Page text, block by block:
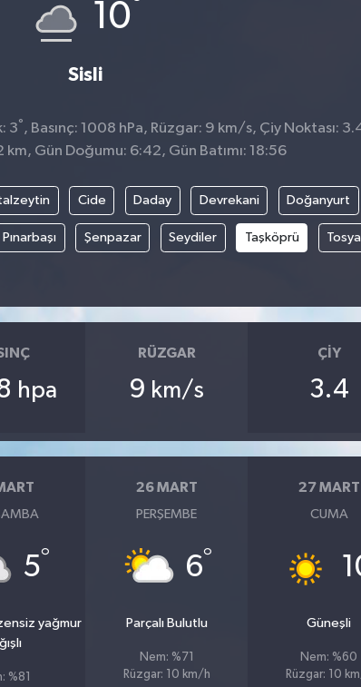
10
Sisli
3° , Basınç: 1008 hPa, Rüzgar: 9 km/s, Çiy Noktası:
km, Gün Doğumu: 6:42, Gün Batımı: 18:56
Cide Daday Devrekani Doğanyurt
Pınarbaşı Şenpazar Seydiler Taşköprü Tosya
hpa
RÜZGAR
9 km/s
ÇIY
3.4
5°
yağmur
%81
26 MART
PERŞEMBE
6°
Parçalı Bulutlu
Nem: %71
Rüzgar: 10 km/h
27 MART
CUMA
Güneşli
Nem: %60
Rüzgar: 10